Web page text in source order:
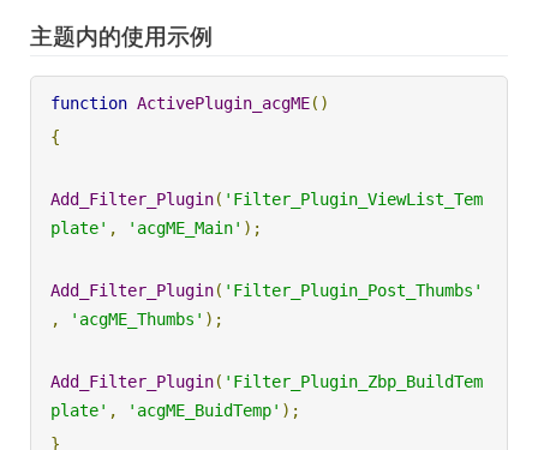
主题内的使用示例
function ActivePlugin_acgME()
{
Add_Filter_Plugin( 'Filter_Plugin_ViewList_Tem
plate' , 'acgME_Main' );
Add_Filter_Plugin( 'Filter_Plugin_Post_Thumbs'
,
'acgME_Thumbs' );
Add_Filter_Plugin( 'Filter_Plugin_Zbp_BuildTem
plate' , 'acgME_BuidTemp' );
}